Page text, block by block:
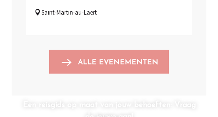
Saint-Martin-au-Laërt
ALLE EVENEMENTEN
Een reisgids op maat van jouw behoeften: Vraag